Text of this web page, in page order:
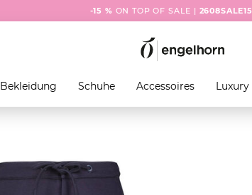
-15 % ON TOP OF SALE | 2608SALE15
Bekleidung Schuhe Accessoires Luxury